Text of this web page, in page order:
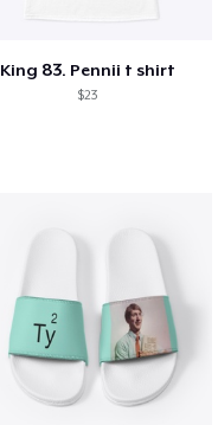
King 83. Pennii t shirt
$23